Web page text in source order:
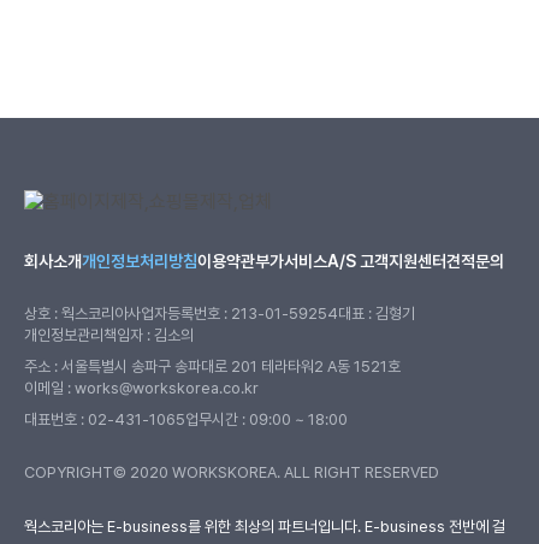
회사소개개인정보처리방침이용약관부가서비스A/S 고객지원센터견적문의
상호 : 웍스코리아사업자등록번호 : 213-01-59254대표 : 김형기
개인정보관리책임자 : 김소의
주소 : 서울특별시 송파구 송파대로 201 테라타워2 A동 1521호
이메일 : works@workskorea.co.kr
대표번호 : 02-431-1065업무시간 : 09:00 ~ 18:00
COPYRIGHT© 2020 WORKSKOREA. ALL RIGHT RESERVED
웍스코리아는 E-business를 위한 최상의 파트너입니다. E-business 전반에 걸